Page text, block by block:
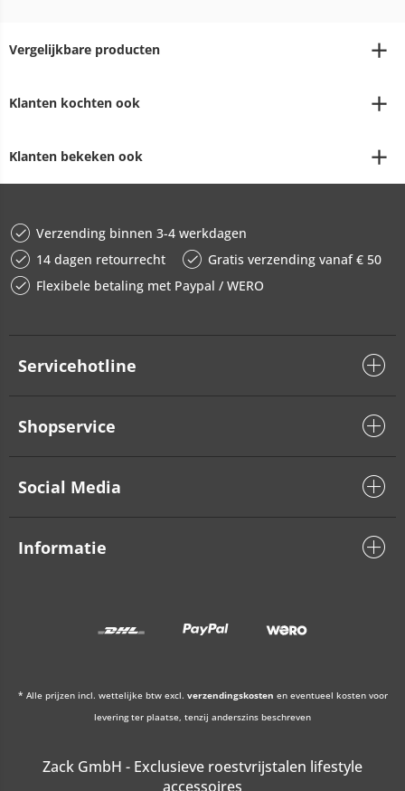
Vergelijkbare producten
Klanten kochten ook
Klanten bekeken ook
Verzending binnen 3-4 werkdagen
14 dagen retourrecht
Gratis verzending vanaf € 50
Flexibele betaling met Paypal / WERO
Servicehotline
Shopservice
Social Media
Informatie
* Alle prijzen incl. wettelijke btw excl. verzendingskosten en eventueel kosten voor
levering ter plaatse, tenzij anderszins beschreven
Zack GmbH - Exclusieve roestvrijstalen lifestyle
accessoires